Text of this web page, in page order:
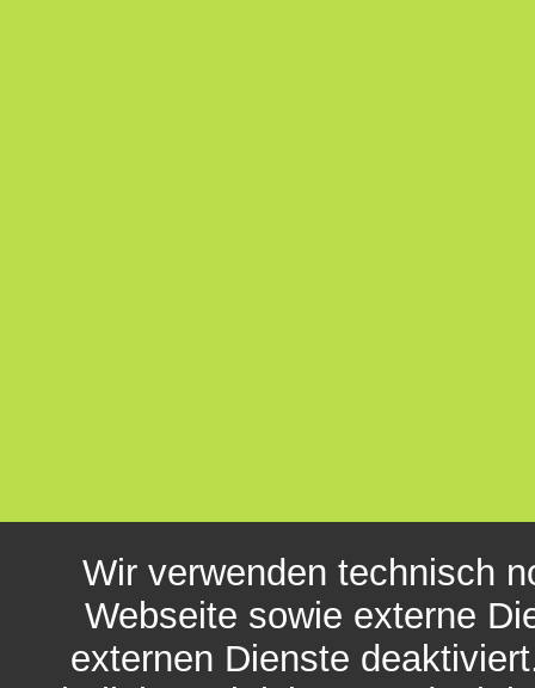
Wir verwenden technisch
Webseite sowie externe
externen Dienste